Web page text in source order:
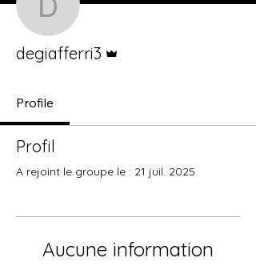
degiafferri3
degiafferri3
Profile
Profil
A rejoint le groupe le : 21 juil. 2025
Aucune information